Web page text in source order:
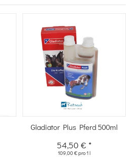
Gladiator Plus Pferd 500ml
54,50 €*
109,00 € pro 1 l